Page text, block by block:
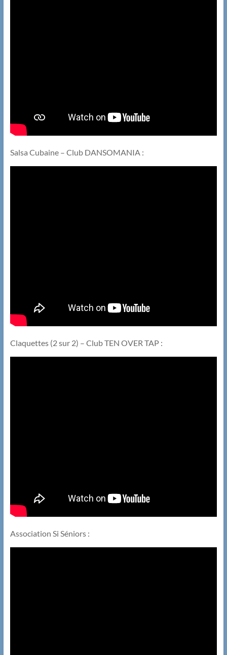
Salsa Cubaine – Club DANSOMANIA :
Claquettes (2 sur 2) – Club TEN OVER TAP :
Association Si Séniors :